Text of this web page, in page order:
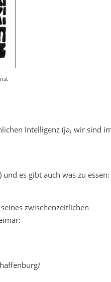
Intelligenz (ja, wir sind
es gibt auch was zu essen:
zwischenzeitlichen